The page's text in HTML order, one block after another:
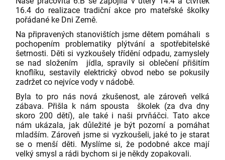
16.4 do realizace tradiční akce pro mateřské školky
pořádané ke Dni Země.
Na připravených stanovištích jsme dětem pomáhali s
pochopením problematiky plýtvání a spotřebitelské
šetrnosti. Děti si vyzkoušely třídění odpadu, zamyslely
se nad složením jídla, spravily si oblečení přišitím
knoflíku, sestavily elektrický obvod nebo se pokusily
zadržet co nejvíce vody v nádobě.
Byla to pro nás nová zkušenost, ale zároveň velká
zábava. Přišla k nám spousta školek (za dva dny
skoro 200 dětí), ale také i naši prvňáčci. Tato akce
nám ukázala, jak důležité je být pozorní a pomáhat
mladším. Zároveň jsme si vyzkoušeli, jaké to je starat
se o menší děti. Myslíme si, že podobné akce mají
velký smysl a rádi bychom si je někdy zopakovali.